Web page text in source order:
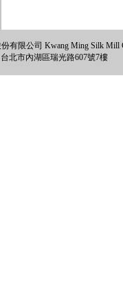
有限公司 Kwang Ming Silk Mill
台北市內湖區瑞光路607